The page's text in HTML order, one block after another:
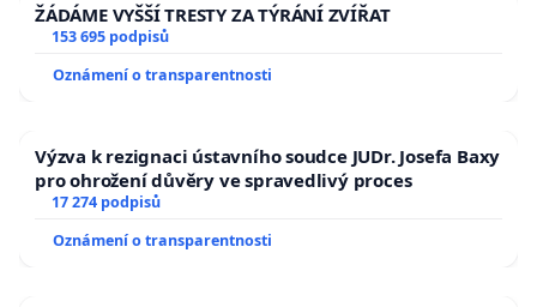
ŽÁDÁME VYŠŠÍ TRESTY ZA TÝRÁNÍ ZVÍŘAT
153 695 podpisů
Oznámení o transparentnosti
Výzva k rezignaci ústavního soudce JUDr. Josefa Baxy
pro ohrožení důvěry ve spravedlivý proces
17 274 podpisů
Oznámení o transparentnosti